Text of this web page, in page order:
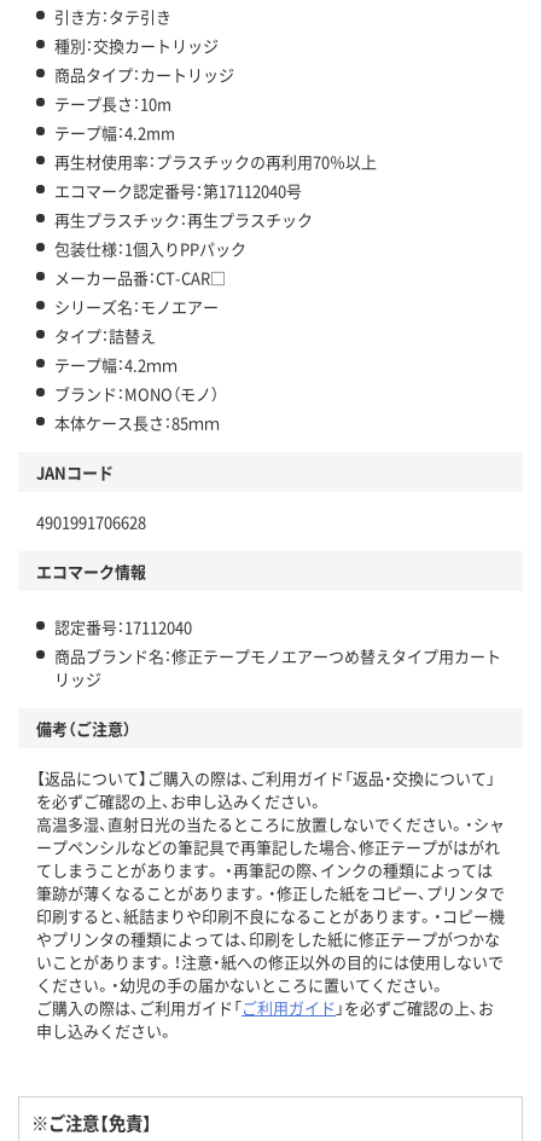
引き方：タテ引き
種別：交換カートリッジ
商品タイプ：カートリッジ
テープ長さ：10m
テープ幅：4.2mm
再生材使用率：プラスチックの再利用70％以上
エコマーク認定番号：第17112040号
再生プラスチック：再生プラスチック
包装仕様：1個入りPPパック
メーカー品番：CT-CAR□
シリーズ名：モノエアー
タイプ：詰替え
テープ幅：4.2ｍｍ
ブランド：MONO（モノ）
本体ケース長さ：85ｍｍ
JANコード
4901991706628
エコマーク情報
認定番号：17112040
商品ブランド名：修正テープモノエアーつめ替えタイプ用カート
リッジ
備考（ご注意）
【返品について】ご購入の際は、ご利用ガイド「返品・交換について」
を必ずご確認の上、お申し込みください。
高温多湿、直射日光の当たるところに放置しないでください。・シャ
ープペンシルなどの筆記具で再筆記した場合、修正テープがはがれ
てしまうことがあります。 ・再筆記の際、インクの種類によっては
筆跡が薄くなることがあります。・修正した紙をコピー、プリンタで
印刷すると、紙詰まりや印刷不良になることがあります。・コピー機
やプリンタの種類によっては、印刷をした紙に修正テープがつかな
いことがあります。！注意・紙への修正以外の目的には使用しないで
ください。・幼児の手の届かないところに置いてください。
ご購入の際は、ご利用ガイド「ご利用ガイド 」を必ずご確認の上、お
申し込みください。
※ご注意【免責】